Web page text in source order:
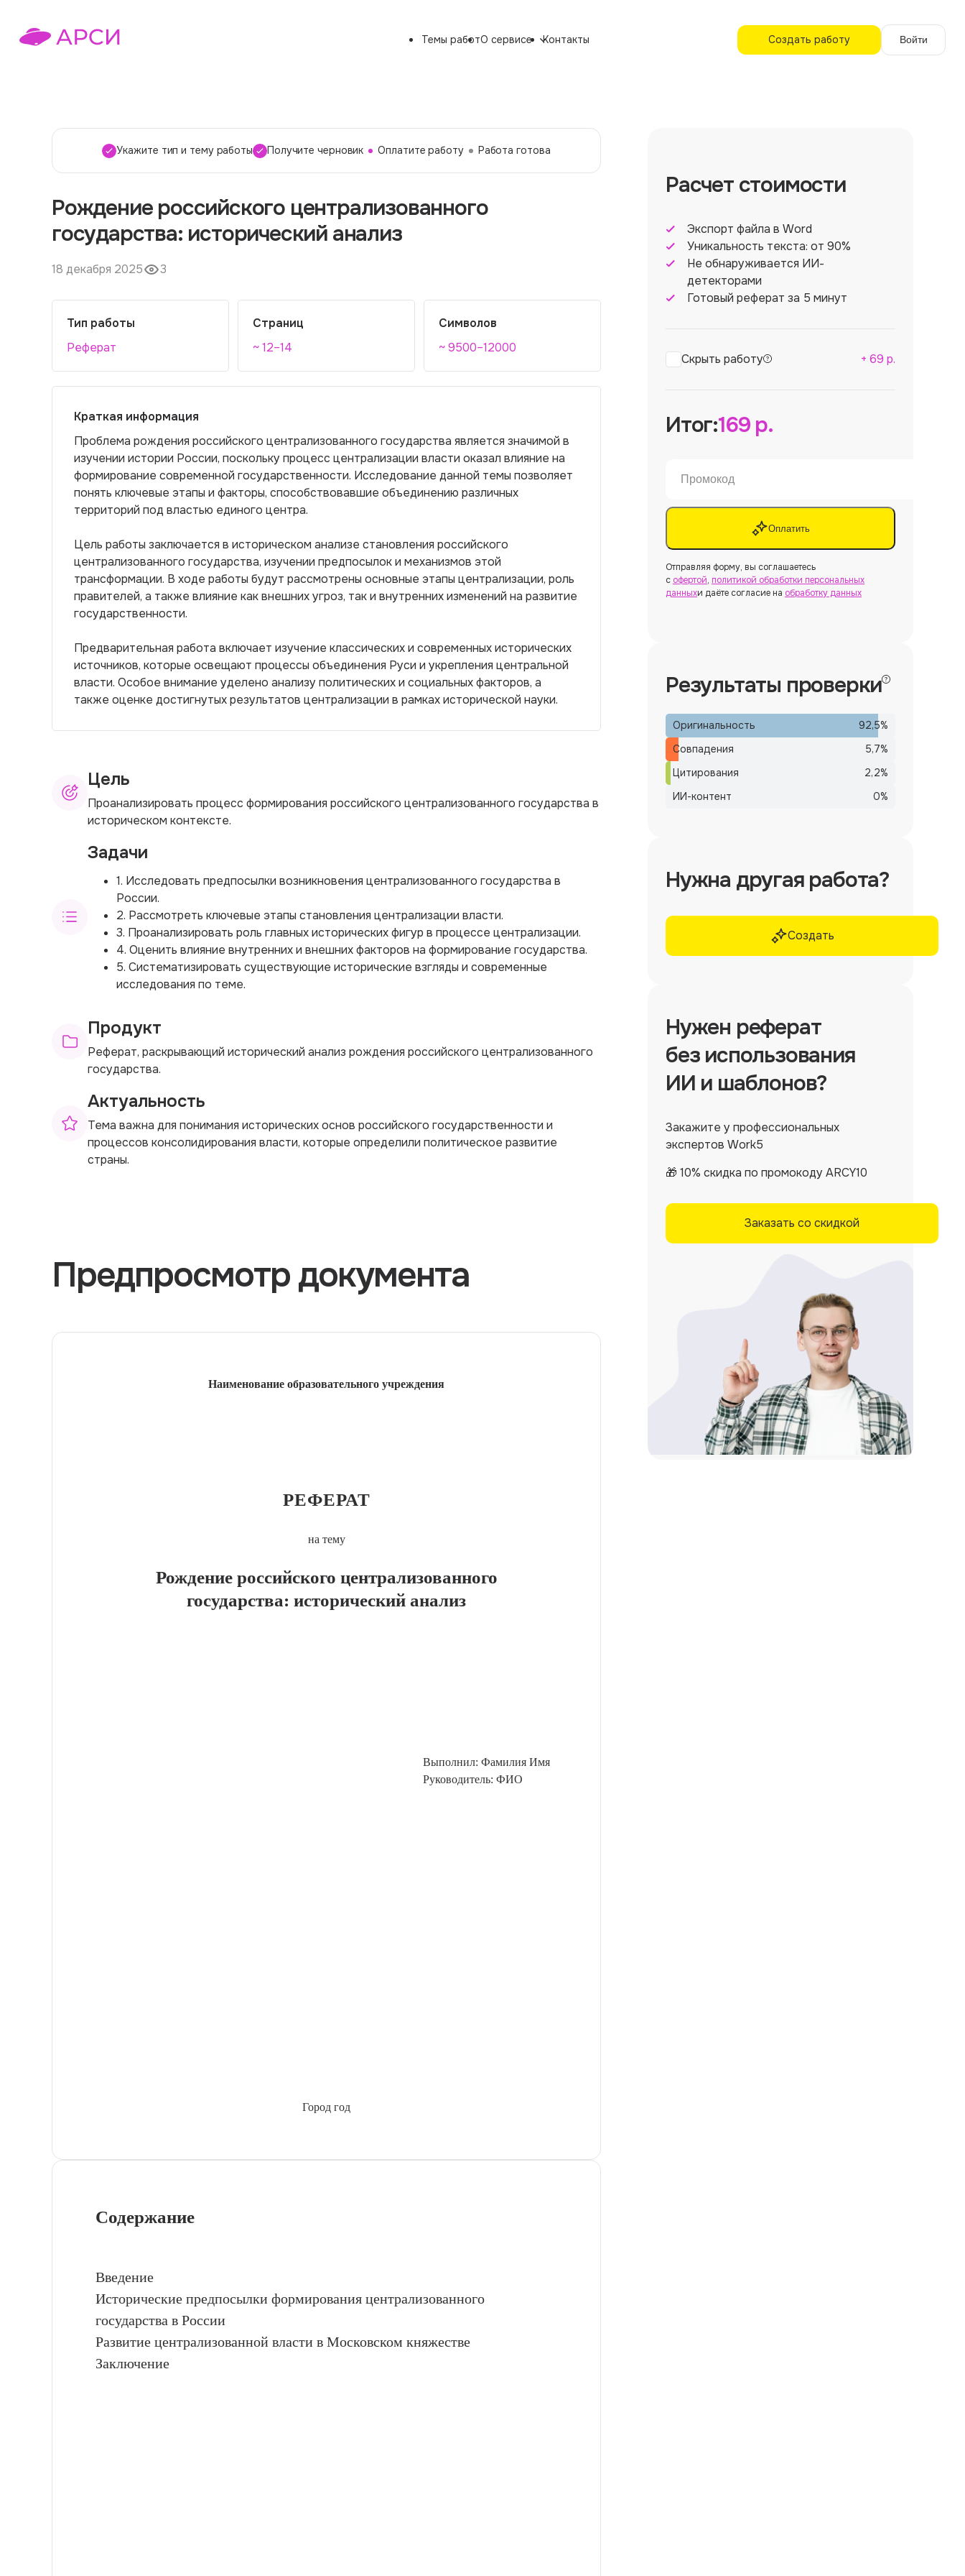
Темы работО сервисе Контакты Создать работу Войти
Укажите тип и тему работы Получите черновик Оплатите работу Работа готова
Рождение российского централизованного
государства: исторический анализ
18 декабря 2025 3
Тип работы
Реферат
Страниц
~ 12–14
Символов
~ 9500–12000
Краткая информация
Проблема рождения российского централизованного государства является значимой в
изучении истории России, поскольку процесс централизации власти оказал влияние на
формирование современной государственности. Исследование данной темы позволяет
понять ключевые этапы и факторы, способствовавшие объединению различных
территорий под властью единого центра.
Цель работы заключается в историческом анализе становления российского
централизованного государства, изучении предпосылок и механизмов этой
трансформации. В ходе работы будут рассмотрены основные этапы централизации, роль
правителей, а также влияние как внешних угроз, так и внутренних изменений на развитие
государственности.
Предварительная работа включает изучение классических и современных исторических
источников, которые освещают процессы объединения Руси и укрепления центральной
власти. Особое внимание уделено анализу политических и социальных факторов, а
также оценке достигнутых результатов централизации в рамках исторической науки.
Цель
Проанализировать процесс формирования российского централизованного государства в
историческом контексте.
Задачи
1. Исследовать предпосылки возникновения централизованного государства в
России.
2. Рассмотреть ключевые этапы становления централизации власти.
3. Проанализировать роль главных исторических фигур в процессе централизации.
4. Оценить влияние внутренних и внешних факторов на формирование государства.
5. Систематизировать существующие исторические взгляды и современные
исследования по теме.
Продукт
Реферат, раскрывающий исторический анализ рождения российского централизованного
государства.
Актуальность
Тема важна для понимания исторических основ российского государственности и
процессов консолидирования власти, которые определили политическое развитие
страны.
Предпросмотр документа
Наименование образовательного учреждения
РЕФЕРАТ
на тему
Рождение российского централизованного
государства: исторический анализ
Выполнил: Фамилия Имя
Руководитель: ФИО
Город год
Содержание
Введение
Исторические предпосылки формирования централизованного
государства в России
Развитие централизованной власти в Московском княжестве
Заключение
Расчет стоимости
Экспорт файла в Word
Уникальность текста: от 90%
Не обнаруживается ИИ-
детекторами
Готовый реферат за 5 минут
Скрыть работу + 69 р.
Итог:169р.
Оплатить
Отправляя форму, вы соглашаетесь
с офертой, политикой обработки персональных
данныхи даёте согласие на обработку данных
Результаты проверки
Оригинальность 92,5%
Совпадения
5,7%
Цитирования
2,2%
ИИ-контент
0%
Нужна другая работа?
Создать
Нужен реферат
без использования
ИИ и шаблонов?
Закажите у профессиональных
экспертов Work5
🎁 10% скидка по промокоду ARCY10
Заказать со скидкой